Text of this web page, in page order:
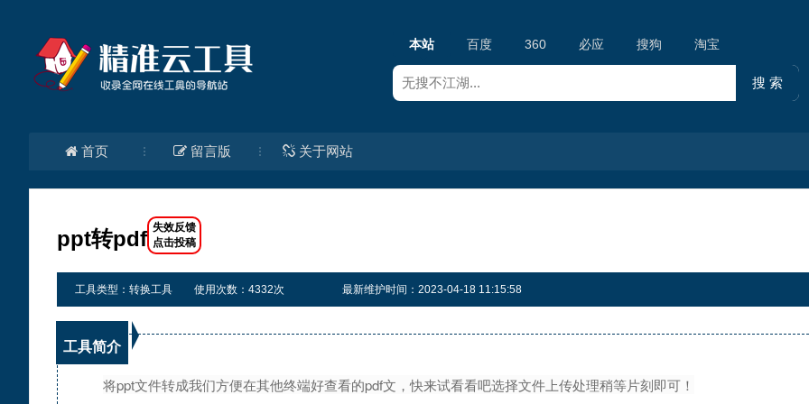
本站 百度 360 必应 搜狗 淘宝
首页 留言版 关于网站
ppt转pdf
工具类型：转换工具 使用次数：4332次 最新维护时间：2023-04-18 11:15:58
工具简介
将ppt文件转成我们方便在其他终端好查看的pdf文，快来试看看吧选择文件上传处理稍等片刻即可！